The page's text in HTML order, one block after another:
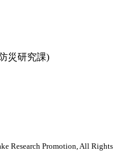
災研究課)
Research Promotion, All Rights